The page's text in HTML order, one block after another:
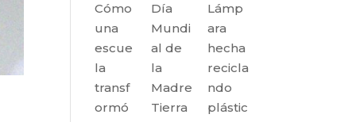
Cómo
una
escue
la
transf
ormó
Día
Mundi
al de
la
Madre
Tierra
Lámp
ara
hecha
recicla
ndo
plástic